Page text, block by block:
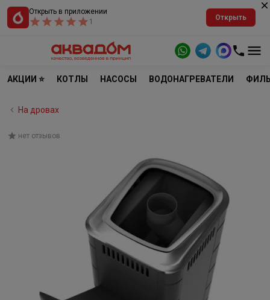
Открыть в приложении
1
Открыть
АКЦИИ ⭐ КОТЛЫ НАСОСЫ ВОДОНАГРЕВАТЕЛИ
На дровах
нет отзывов